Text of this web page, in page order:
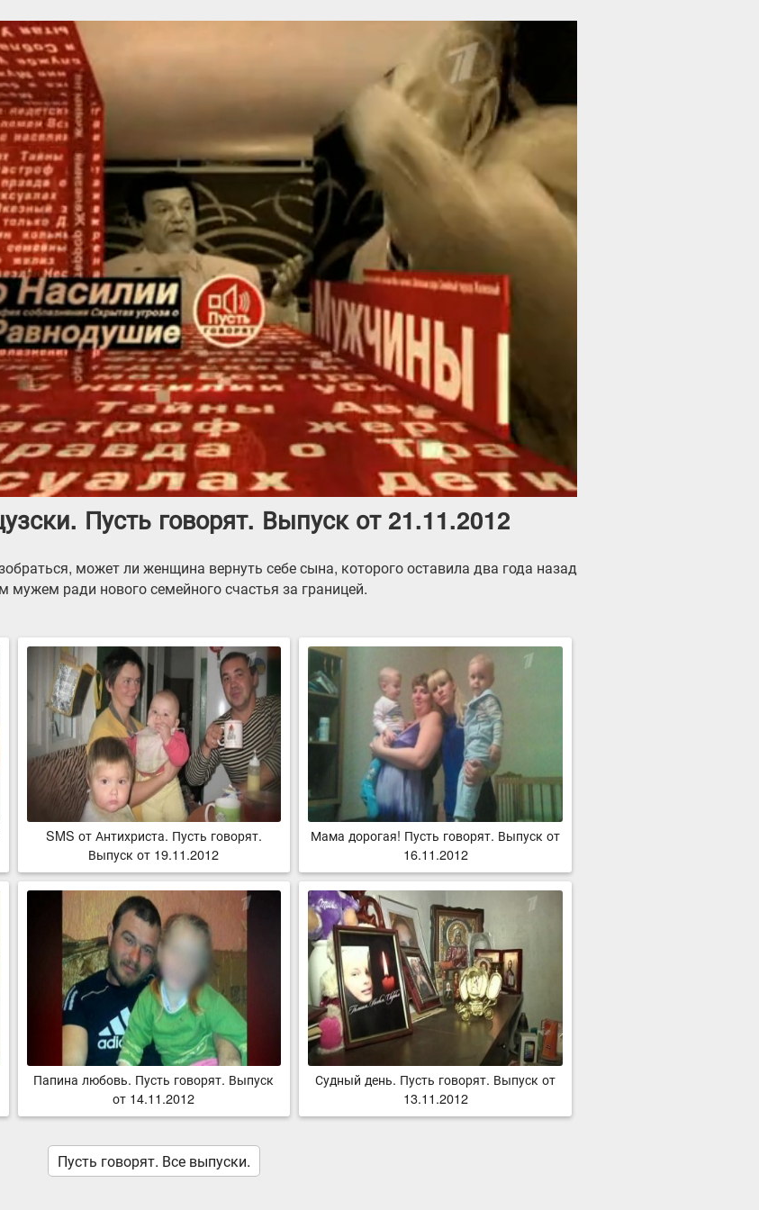
Пусть говорят. Выпуск от 21.11.2012
может ли женщина вернуть себе сына, которого оставила два года назад
мужем ради нового семейного счастья за границей.
SMS от Антихриста. Пусть говорят.
Выпуск от 19.11.2012
Мама дорогая! Пусть говорят. Выпуск от
16.11.2012
Папина любовь. Пусть говорят. Выпуск
от 14.11.2012
Судный день. Пусть говорят. Выпуск от
13.11.2012
Пусть говорят. Все выпуски.